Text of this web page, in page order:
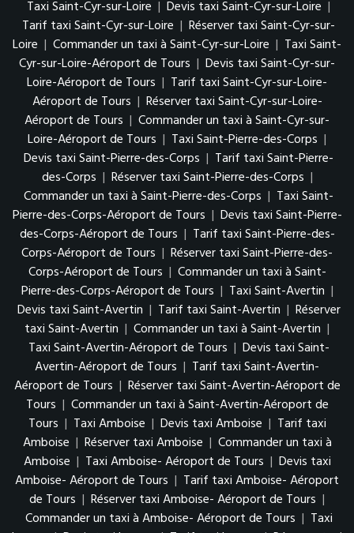
Taxi Saint-Cyr-sur-Loire | Devis taxi Saint-Cyr-sur-Loire |
Tarif taxi Saint-Cyr-sur-Loire | Réserver taxi Saint-Cyr-sur-
Loire | Commander un taxi à Saint-Cyr-sur-Loire | Taxi Saint-
Cyr-sur-Loire-Aéroport de Tours | Devis taxi Saint-Cyr-sur-
Loire-Aéroport de Tours | Tarif taxi Saint-Cyr-sur-Loire-
Aéroport de Tours | Réserver taxi Saint-Cyr-sur-Loire-
Aéroport de Tours | Commander un taxi à Saint-Cyr-sur-
Loire-Aéroport de Tours | Taxi Saint-Pierre-des-Corps |
Devis taxi Saint-Pierre-des-Corps | Tarif taxi Saint-Pierre-
des-Corps | Réserver taxi Saint-Pierre-des-Corps |
Commander un taxi à Saint-Pierre-des-Corps | Taxi Saint-
Pierre-des-Corps-Aéroport de Tours | Devis taxi Saint-Pierre-
des-Corps-Aéroport de Tours | Tarif taxi Saint-Pierre-des-
Corps-Aéroport de Tours | Réserver taxi Saint-Pierre-des-
Corps-Aéroport de Tours | Commander un taxi à Saint-
Pierre-des-Corps-Aéroport de Tours | Taxi Saint-Avertin |
Devis taxi Saint-Avertin | Tarif taxi Saint-Avertin | Réserver
taxi Saint-Avertin | Commander un taxi à Saint-Avertin |
Taxi Saint-Avertin-Aéroport de Tours | Devis taxi Saint-
Avertin-Aéroport de Tours | Tarif taxi Saint-Avertin-
Aéroport de Tours | Réserver taxi Saint-Avertin-Aéroport de
Tours | Commander un taxi à Saint-Avertin-Aéroport de
Tours | Taxi Amboise | Devis taxi Amboise | Tarif taxi
Amboise | Réserver taxi Amboise | Commander un taxi à
Amboise | Taxi Amboise- Aéroport de Tours | Devis taxi
Amboise- Aéroport de Tours | Tarif taxi Amboise- Aéroport
de Tours | Réserver taxi Amboise- Aéroport de Tours |
Commander un taxi à Amboise- Aéroport de Tours | Taxi